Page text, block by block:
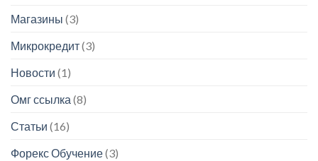
Магазины (3)
Микрокредит(3)
Новости (1)
Омг ссылка (8)
Статьи (16)
Форекс Обучение(3)